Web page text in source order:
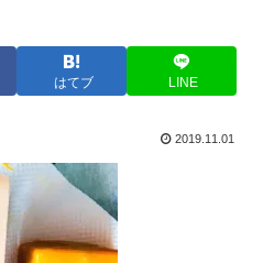
はてブ LINE
2019.11.01